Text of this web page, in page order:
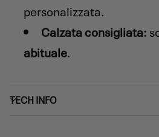
personalizzata.
Calzata consigliata:
abituale.
TECH INFO